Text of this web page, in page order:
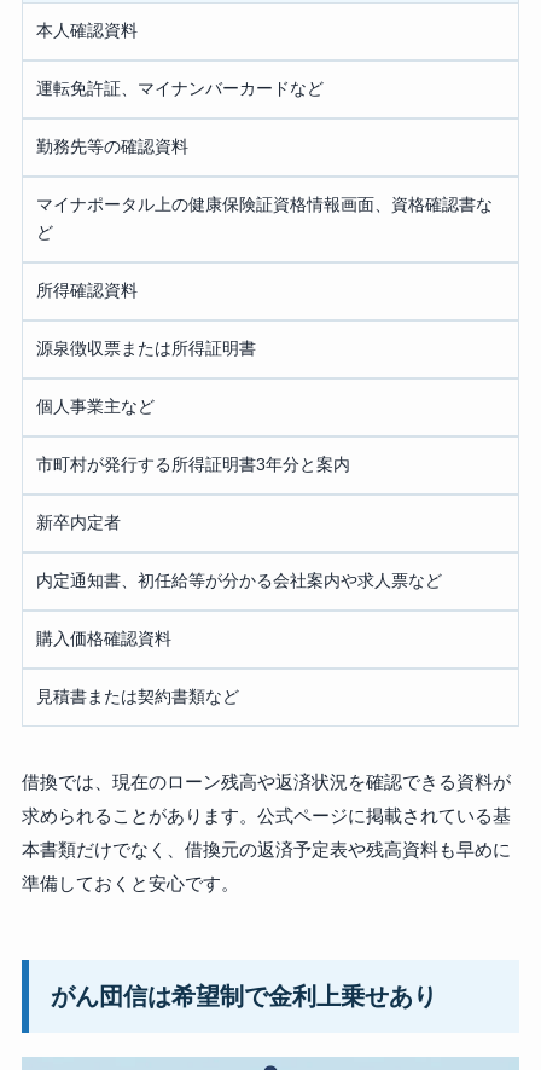
本人確認資料
運転免許証、マイナンバーカードなど
勤務先等の確認資料
マイナポータル上の健康保険証資格情報画面、資格確認書な
ど
所得確認資料
源泉徴収票または所得証明書
個人事業主など
市町村が発行する所得証明書3年分と案内
新卒内定者
内定通知書、初任給等が分かる会社案内や求人票など
購入価格確認資料
見積書または契約書類など
借換では、現在のローン残高や返済状況を確認できる資料が
求められることがあります。公式ページに掲載されている基
本書類だけでなく、借換元の返済予定表や残高資料も早めに
準備しておくと安心です。
がん団信は希望制で金利上乗せあり